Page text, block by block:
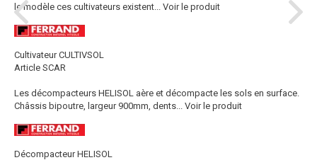
le modèle ces cultivateurs existent...
Voir le produit
Cultivateur CULTIVSOL
Article SCAR
Les décompacteurs HELISOL aère et décompacte les sols en surface.
Châssis bipoutre, largeur 900mm, dents...
Voir le produit
Décompacteur HELISOL